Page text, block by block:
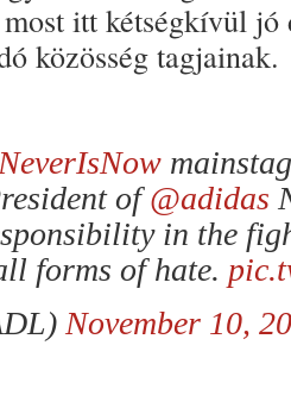
itt kétségkívül
közösség tagjainak.
of@adidas
in the
forms of hate.
November 10,